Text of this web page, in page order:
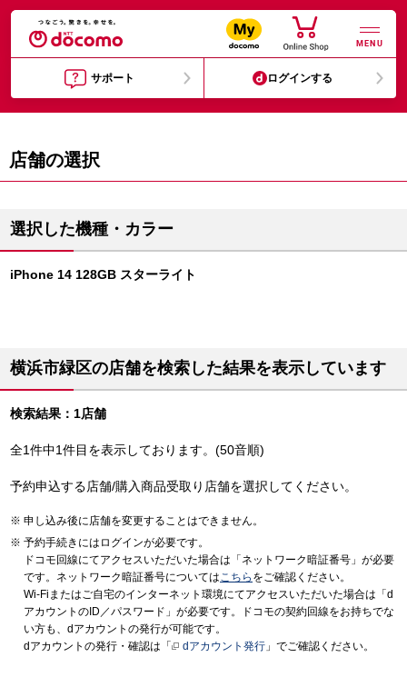
MENU
サポート ログインする
店舗の選択
選択した機種・カラー
iPhone 14 128GB スターライト
横浜市緑区の店舗を検索した結果を表示しています
検索結果：1店舗
全1件中1件目を表示しております。(50音順)
予約申込する店舗/購入商品受取り店舗を選択してください。
申し込み後に店舗を変更することはできません。
予約手続きにはログインが必要です。
ドコモ回線にてアクセスいただいた場合は「ネットワーク暗証番号」が必要
です。ネットワーク暗証番号についてはこちら をご確認ください。
Wi-Fiまたはご自宅のインターネット環境にてアクセスいただいた場合は「d
アカウントのID／パスワード」が必要です。ドコモの契約回線をお持ちでな
い方も、dアカウントの発行が可能です。
dアカウントの発行・確認は「
dアカウント発行 」でご確認ください。